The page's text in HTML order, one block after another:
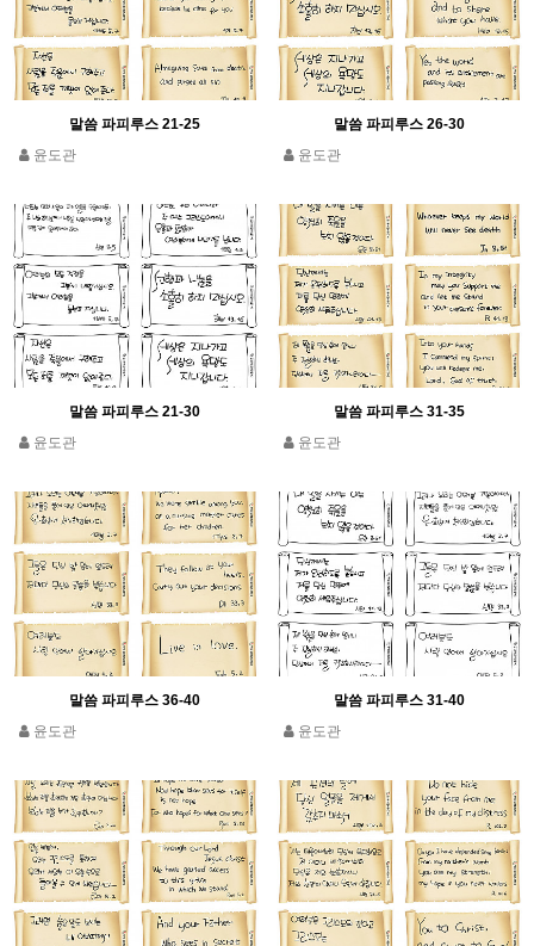
말씀 파피루스 21-25
윤도관
말씀 파피루스 26-30
윤도관
말씀 파피루스 21-30
윤도관
말씀 파피루스 31-35
윤도관
말씀 파피루스 36-40
윤도관
말씀 파피루스 31-40
윤도관